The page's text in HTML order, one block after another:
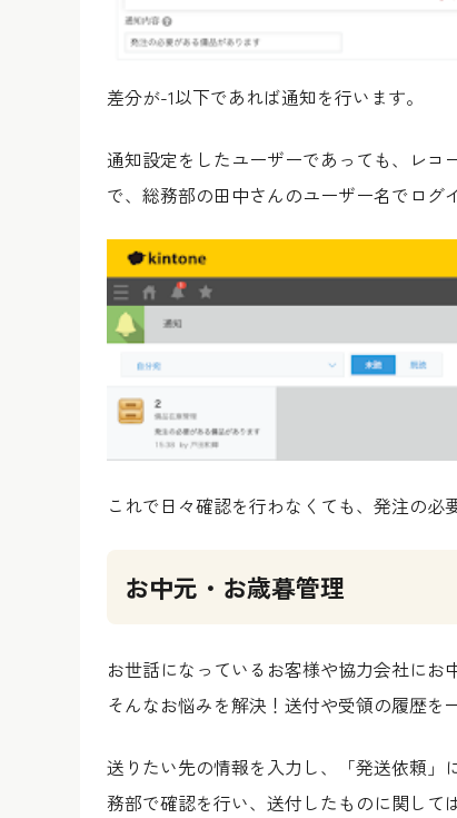
差分が-1以下であれば通知を行います。
通知設定をしたユーザーであっても、レコ
で、総務部の田中さんのユーザー名でログ
これで日々確認を行わなくても、発注の必
お中元・お歳暮管理
お世話になっているお客様や協力会社に
そんなお悩みを解決！送付や受領の履歴を
送りたい先の情報を入力し、「発送依頼」
務部で確認を行い、送付したものに関して